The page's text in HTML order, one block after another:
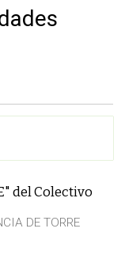
del Colectivo
DE TORRE